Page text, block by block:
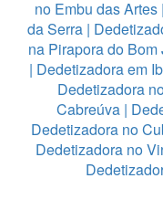
no Embu das Artes|
da Serra |
na Pirapora do Bom
| Dedetizadora em
Dedetizadora
Cabreúva |
Dedetizadora no
Dedetizadora no